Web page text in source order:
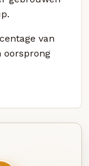
van
oorsprong